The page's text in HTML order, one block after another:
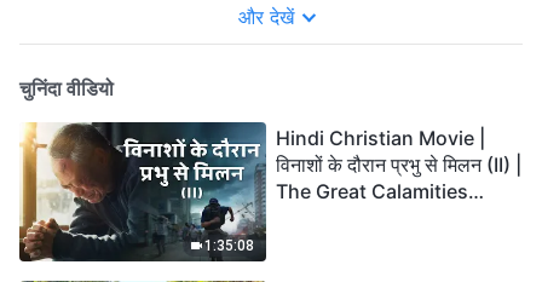
और देखें
चुनिंदा वीडियो
1:35:08
Hindi Christian Movie |
विनाशों के दौरान प्रभु से मिलन (II) |
The Great Calamities